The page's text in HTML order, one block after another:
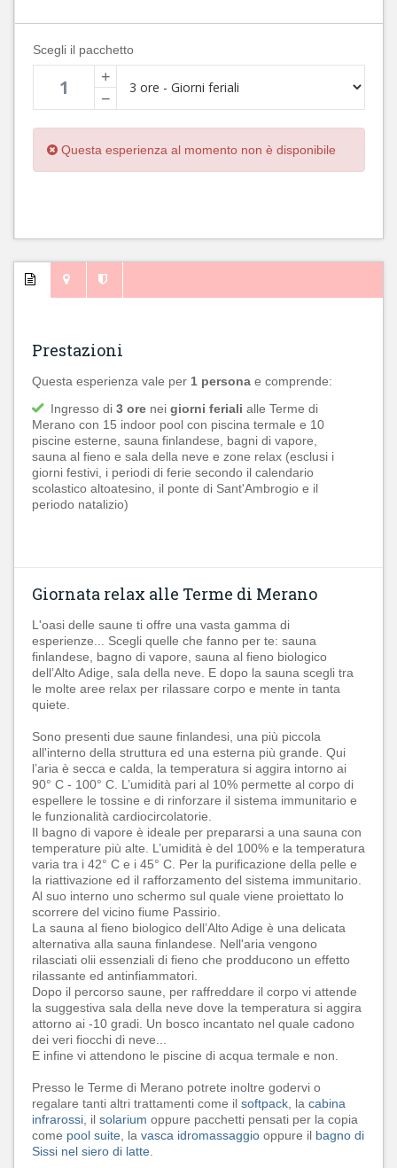
Scegli il pacchetto
+
−
Questa esperienza al momento non è disponibile
Prestazioni
Questa esperienza vale per 1 persona e comprende:
Ingresso di 3 ore nei giorni feriali alle Terme di
Merano con 15 indoor pool con piscina termale e 10
piscine esterne, sauna finlandese, bagni di vapore,
sauna al fieno e sala della neve e zone relax (esclusi i
giorni festivi, i periodi di ferie secondo il calendario
scolastico altoatesino, il ponte di Sant'Ambrogio e il
periodo natalizio)
Giornata relax alle Terme di Merano
L'oasi delle saune ti offre una vasta gamma di
esperienze... Scegli quelle che fanno per te: sauna
finlandese, bagno di vapore, sauna al fieno biologico
dell’Alto Adige, sala della neve. E dopo la sauna scegli tra
le molte aree relax per rilassare corpo e mente in tanta
quiete.
Sono presenti due saune finlandesi, una più piccola
all'interno della struttura ed una esterna più grande. Qui
l’aria è secca e calda, la temperatura si aggira intorno ai
90° C - 100° C. L’umidità pari al 10% permette al corpo di
espellere le tossine e di rinforzare il sistema immunitario e
le funzionalità cardiocircolatorie.
Il bagno di vapore è ideale per prepararsi a una sauna con
temperature più alte. L’umidità è del 100% e la temperatura
varia tra i 42° C e i 45° C. Per la purificazione della pelle e
la riattivazione ed il rafforzamento del sistema immunitario.
Al suo interno uno schermo sul quale viene proiettato lo
scorrere del vicino fiume Passirio.
La sauna al fieno biologico dell’Alto Adige è una delicata
alternativa alla sauna finlandese. Nell'aria vengono
rilasciati olii essenziali di fieno che prodducono un effetto
rilassante ed antinfiammatori.
Dopo il percorso saune, per raffreddare il corpo vi attende
la suggestiva sala della neve dove la temperatura si aggira
attorno ai -10 gradi. Un bosco incantato nel quale cadono
dei veri fiocchi di neve...
E infine vi attendono le piscine di acqua termale e non.
Presso le Terme di Merano potrete inoltre godervi o
regalare tanti altri trattamenti come il softpack , la cabina
infrarossi , il solarium oppure pacchetti pensati per la copia
come pool suite , la vasca idromassaggio oppure il bagno di
Sissi nel siero di latte